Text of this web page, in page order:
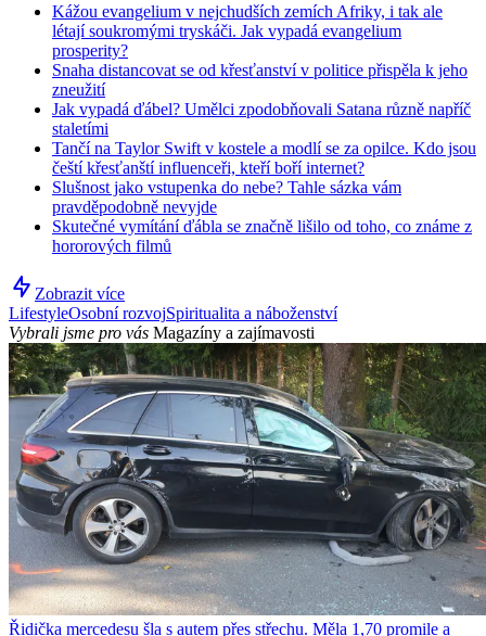
Kážou evangelium v nejchudších zemích Afriky, i tak ale
létají soukromými tryskáči. Jak vypadá evangelium
prosperity?
Snaha distancovat se od křesťanství v politice přispěla k jeho
zneužití
Jak vypadá ďábel? Umělci zpodobňovali Satana různě napříč
staletími
Tančí na Taylor Swift v kostele a modlí se za opilce. Kdo jsou
čeští křesťanští influenceři, kteří boří internet?
Slušnost jako vstupenka do nebe? Tahle sázka vám
pravděpodobně nevyjde
Skutečné vymítání ďábla se značně lišilo od toho, co známe z
hororových filmů
Zobrazit více
LifestyleOsobní rozvojSpiritualita a náboženství
Vybrali jsme pro vás Magazíny a zajímavosti
Řidička mercedesu šla s autem přes střechu. Měla 1,70 promile a